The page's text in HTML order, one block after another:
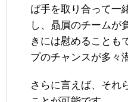
ば手を取り合って一
し、贔屓のチームが
きには慰めることも
プのチャンスが多々
さらに言えば、それ